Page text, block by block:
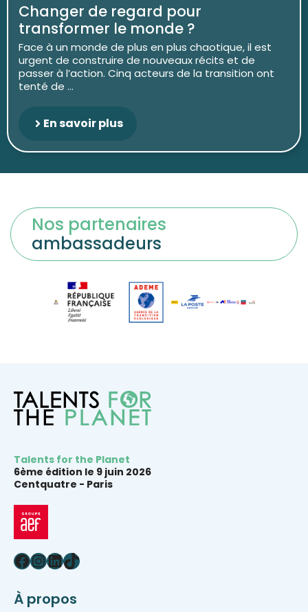
Changer de regard pour
transformer le monde ?
Face à un monde de plus en plus chaotique, il est
urgent de construire de nouveaux récits et de
passer à l’action. Cinq acteurs de la transition ont
tenté de ...
En savoir plus
Nos partenaires
ambassadeurs
Talents for the Planet
6ème édition le 9 juin 2026
Centquatre - Paris
Facebook
Instagram
LinkedIn
TikTok
À propos